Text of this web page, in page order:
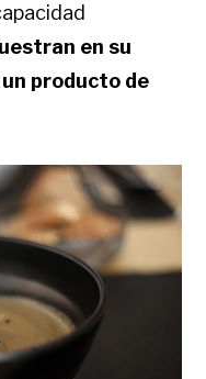
en su
producto de